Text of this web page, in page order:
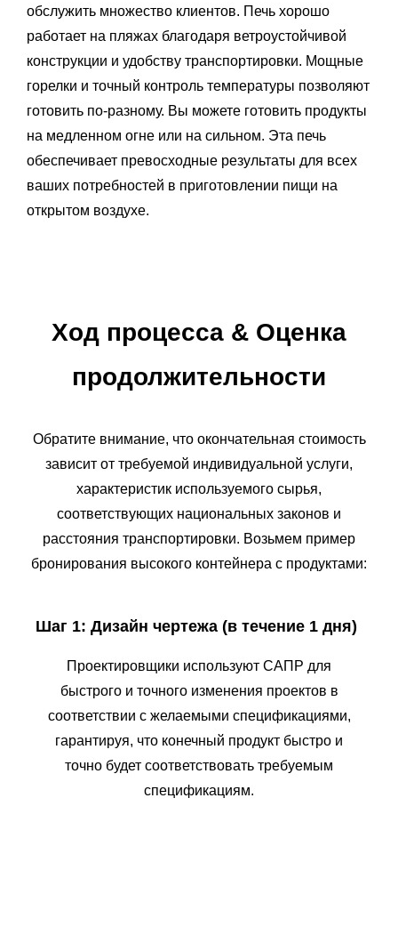
обслужить множество клиентов. Печь хорошо
работает на пляжах благодаря ветроустойчивой
конструкции и удобству транспортировки. Мощные
горелки и точный контроль температуры позволяют
готовить по-разному. Вы можете готовить продукты
на медленном огне или на сильном. Эта печь
обеспечивает превосходные результаты для всех
ваших потребностей в приготовлении пищи на
открытом воздухе.
Ход процесса & Оценка
продолжительности
Обратите внимание, что окончательная стоимость
зависит от требуемой индивидуальной услуги,
характеристик используемого сырья,
соответствующих национальных законов и
расстояния транспортировки. Возьмем пример
бронирования высокого контейнера с продуктами:
Шаг 1: Дизайн чертежа (в течение 1 дня)
Проектировщики используют САПР для
быстрого и точного изменения проектов в
соответствии с желаемыми спецификациями,
гарантируя, что конечный продукт быстро и
точно будет соответствовать требуемым
спецификациям.